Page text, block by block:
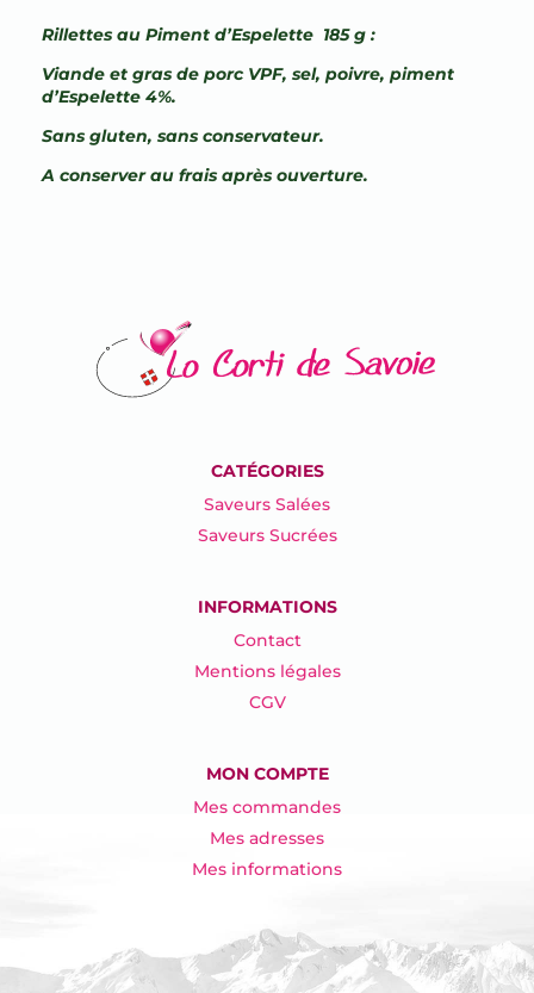
Rillettes au Piment d’Espelette 185 g :
Viande et gras de porc VPF, sel, poivre, piment
d’Espelette 4%.
Sans gluten, sans conservateur.
A conserver au frais après ouverture.
CATÉGORIES
Saveurs Salées
Saveurs Sucrées
INFORMATIONS
Contact
Mentions légales
CGV
MON COMPTE
Mes commandes
Mes adresses
Mes informations